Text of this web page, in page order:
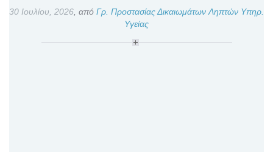
30 Ιουλίου, 2026 από Γρ. Προστασίας Δικαιωμάτων Ληπτών Υπηρ.
Υγείας